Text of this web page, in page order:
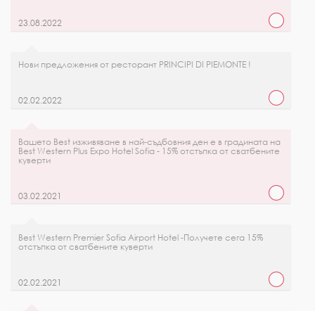
23.08.2022
Нови предложения от ресторант PRINCIPI DI PIEMONTE !
02.02.2022
Вашето Best изживяване в най-съдбовния ден е в градината на
Best Western Plus Expo Hotel Sofia - 15% отстъпка от сватбените
куверти
03.02.2021
Best Western Premier Sofia Airport Hotel -Получете сега 15%
отстъпка от сватбените куверти
02.02.2021